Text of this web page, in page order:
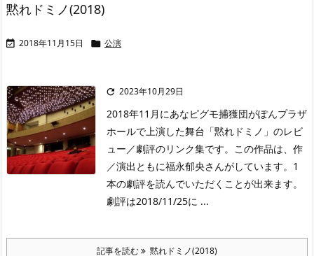
黙れドミノ(2018)
 2018年11月15日  公演
 2023年10月29日
2018年11月にあなピグモ捕獲団がぽんプラザ
ホールで上演した舞台「黙れドミノ」のレビ
ュー／劇評のリンク集です。この作品は、作
／演出ともに福永郁央さんがしています。1
本の劇評を読んでいただくことが出来ます。
劇評は2018/11/25に ...
記事を読む 黙れドミノ(2018)